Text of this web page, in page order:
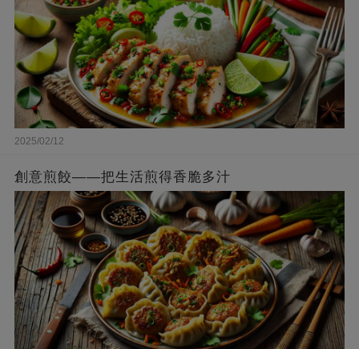
2025/02/12
創意煎餃——把生活煎得香脆多汁